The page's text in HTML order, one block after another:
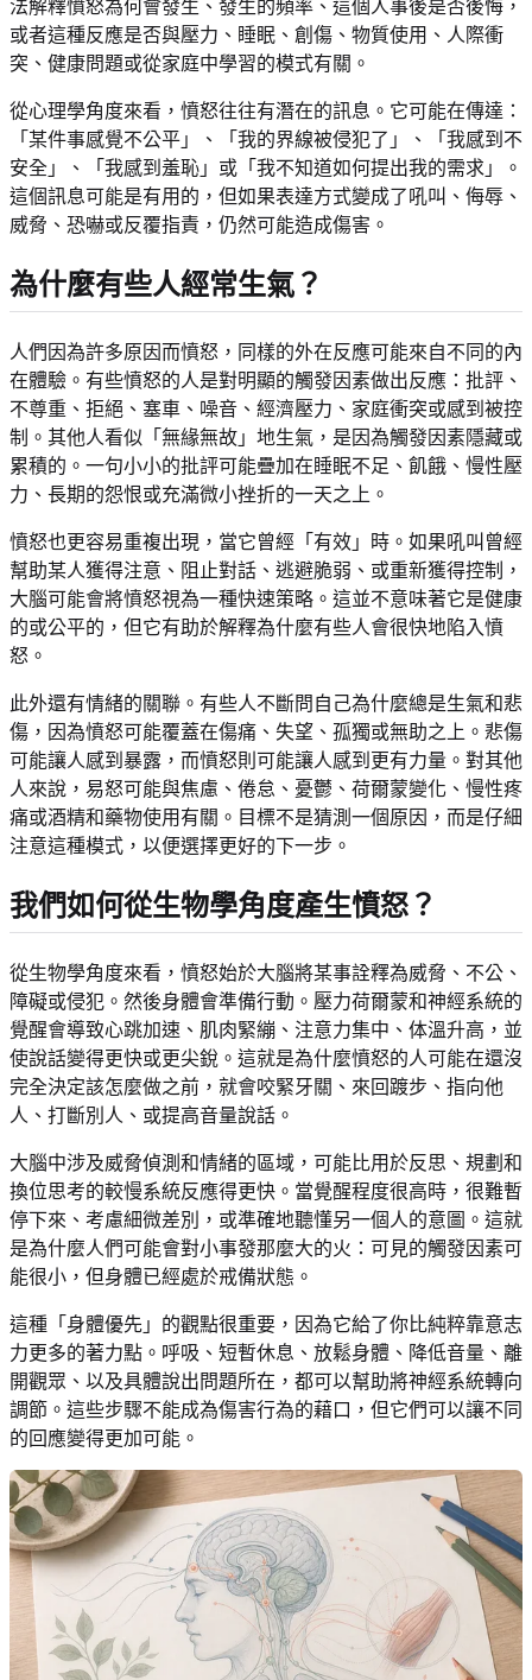
法解釋憤怒為何會發生、發生的頻率、這個人事後是否後悔，
或者這種反應是否與壓力、睡眠、創傷、物質使用、人際衝
突、健康問題或從家庭中學習的模式有關。
從心理學角度來看，憤怒往往有潛在的訊息。它可能在傳達：
「某件事感覺不公平」、「我的界線被侵犯了」、「我感到不
安全」、「我感到羞恥」或「我不知道如何提出我的需求」。
這個訊息可能是有用的，但如果表達方式變成了吼叫、侮辱、
威脅、恐嚇或反覆指責，仍然可能造成傷害。
為什麼有些人經常生氣？
人們因為許多原因而憤怒，同樣的外在反應可能來自不同的內
在體驗。有些憤怒的人是對明顯的觸發因素做出反應：批評、
不尊重、拒絕、塞車、噪音、經濟壓力、家庭衝突或感到被控
制。其他人看似「無緣無故」地生氣，是因為觸發因素隱藏或
累積的。一句小小的批評可能疊加在睡眠不足、飢餓、慢性壓
力、長期的怨恨或充滿微小挫折的一天之上。
憤怒也更容易重複出現，當它曾經「有效」時。如果吼叫曾經
幫助某人獲得注意、阻止對話、逃避脆弱、或重新獲得控制，
大腦可能會將憤怒視為一種快速策略。這並不意味著它是健康
的或公平的，但它有助於解釋為什麼有些人會很快地陷入憤
怒。
此外還有情緒的關聯。有些人不斷問自己為什麼總是生氣和悲
傷，因為憤怒可能覆蓋在傷痛、失望、孤獨或無助之上。悲傷
可能讓人感到暴露，而憤怒則可能讓人感到更有力量。對其他
人來說，易怒可能與焦慮、倦怠、憂鬱、荷爾蒙變化、慢性疼
痛或酒精和藥物使用有關。目標不是猜測一個原因，而是仔細
注意這種模式，以便選擇更好的下一步。
我們如何從生物學角度產生憤怒？
從生物學角度來看，憤怒始於大腦將某事詮釋為威脅、不公、
障礙或侵犯。然後身體會準備行動。壓力荷爾蒙和神經系統的
覺醒會導致心跳加速、肌肉緊繃、注意力集中、体溫升高，並
使說話變得更快或更尖銳。這就是為什麼憤怒的人可能在還沒
完全決定該怎麼做之前，就會咬緊牙關、來回踱步、指向他
人、打斷別人、或提高音量說話。
大腦中涉及威脅偵測和情緒的區域，可能比用於反思、規劃和
換位思考的較慢系統反應得更快。當覺醒程度很高時，很難暫
停下來、考慮細微差別，或準確地聽懂另一個人的意圖。這就
是為什麼人們可能會對小事發那麼大的火：可見的觸發因素可
能很小，但身體已經處於戒備狀態。
這種「身體優先」的觀點很重要，因為它給了你比純粹靠意志
力更多的著力點。呼吸、短暫休息、放鬆身體、降低音量、離
開觀眾、以及具體說出問題所在，都可以幫助將神經系統轉向
調節。這些步驟不能成為傷害行為的藉口，但它們可以讓不同
的回應變得更加可能。